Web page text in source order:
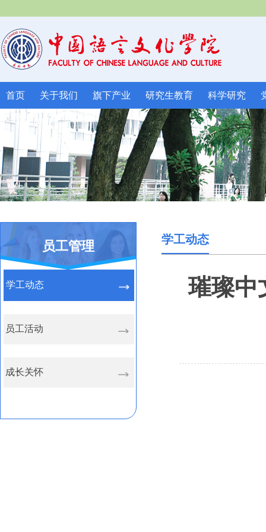
首页 关于我们 旗下产业 研究生教育 科学研究
员工管理
学工动态
员工活动
成长关怀
学工动态
璀璨